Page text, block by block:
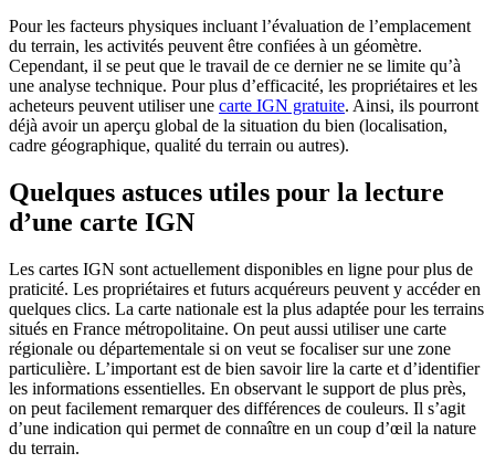
Pour les facteurs physiques incluant l’évaluation de l’emplacement
du terrain, les activités peuvent être confiées à un géomètre.
Cependant, il se peut que le travail de ce dernier ne se limite qu’à
une analyse technique. Pour plus d’efficacité, les propriétaires et les
acheteurs peuvent utiliser une carte IGN gratuite. Ainsi, ils pourront
déjà avoir un aperçu global de la situation du bien (localisation,
cadre géographique, qualité du terrain ou autres).
Quelques astuces utiles pour la lecture
d’une carte IGN
Les cartes IGN sont actuellement disponibles en ligne pour plus de
praticité. Les propriétaires et futurs acquéreurs peuvent y accéder en
quelques clics. La carte nationale est la plus adaptée pour les terrains
situés en France métropolitaine. On peut aussi utiliser une carte
régionale ou départementale si on veut se focaliser sur une zone
particulière. L’important est de bien savoir lire la carte et d’identifier
les informations essentielles. En observant le support de plus près,
on peut facilement remarquer des différences de couleurs. Il s’agit
d’une indication qui permet de connaître en un coup d’œil la nature
du terrain.